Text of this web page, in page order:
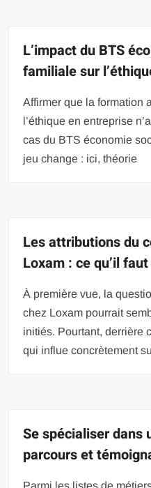
L’impact du BTS
familiale sur
Affirmer que la formation
l’éthique en entreprise
cas du BTS économie
jeu change : ici, théorie
Les attributions du
Loxam : ce qu’il
À première vue, la
chez Loxam pourrait
initiés. Pourtant, derrière
qui influe concrètement
Se spécialiser dans
parcours et
Parmi les listes de